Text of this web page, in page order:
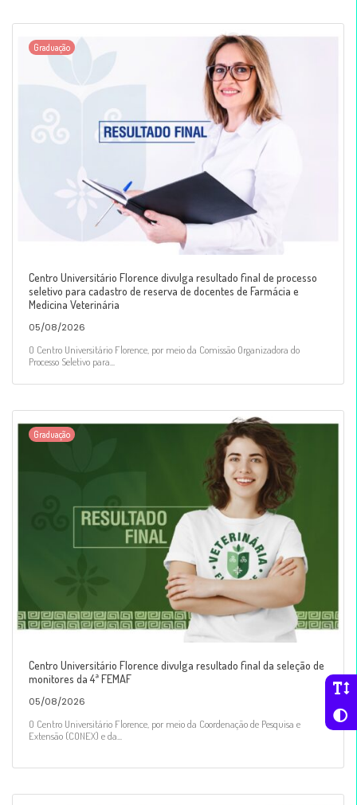
Graduação
Centro Universitário Florence divulga resultado final de processo
seletivo para cadastro de reserva de docentes de Farmácia e
Medicina Veterinária
05/08/2026
O Centro Universitário Florence, por meio da Comissão Organizadora do
Processo Seletivo para...
Graduação
Centro Universitário Florence divulga resultado final da seleção de
monitores da 4ª FEMAF
05/08/2026
O Centro Universitário Florence, por meio da Coordenação de Pesquisa e
Extensão (CONEX) e da...